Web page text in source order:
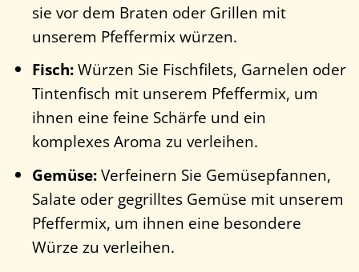
sie vor dem Braten oder Grillen mit
unserem Pfeffermix würzen.
Fisch:Würzen Sie Fischfilets, Garnelen oder
Tintenfisch mit unserem Pfeffermix, um
ihnen eine feine Schärfe und ein
komplexes Aroma zu verleihen.
Gemüse:Verfeinern Sie Gemüsepfannen,
Salate oder gegrilltes Gemüse mit unserem
Pfeffermix, um ihnen eine besondere
Würze zu verleihen.